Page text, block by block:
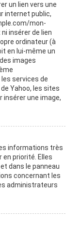
un lien vers une
internet public,
mon-
insérer de lien
ordinateur (à
en lui-même un
images
services de
Yahoo, les sites
insérer une image,
informations très
priorité. Elles
dans le panneau
concernant les
administrateurs